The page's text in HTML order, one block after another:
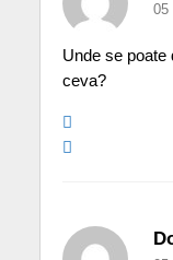
05
Unde se poate
ceva?